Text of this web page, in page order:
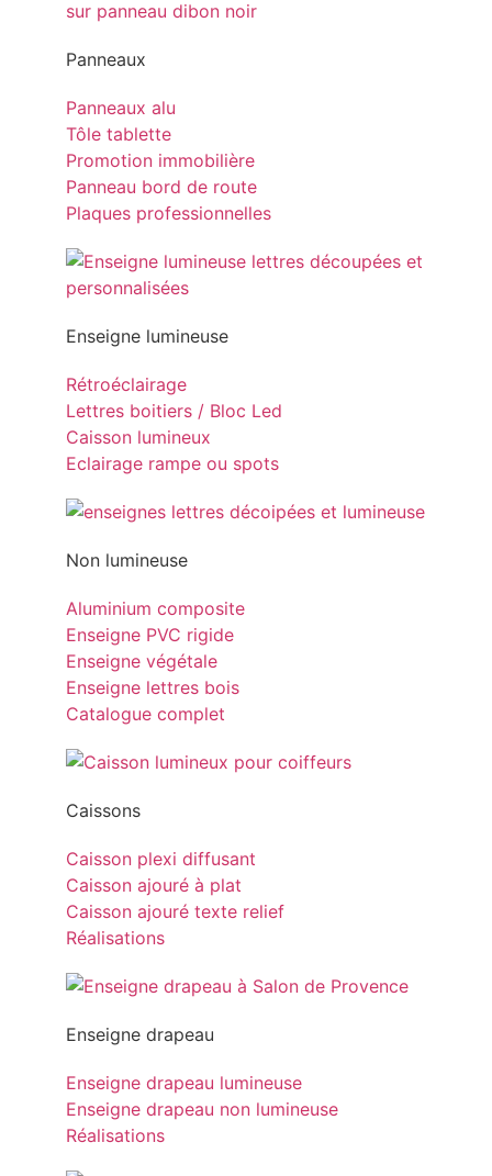
Panneaux
Panneaux alu
Tôle tablette
Promotion immobilière
Panneau bord de route
Plaques professionnelles
Enseigne lumineuse
Rétroéclairage
Lettres boitiers / Bloc Led
Caisson lumineux
Eclairage rampe ou spots
Non lumineuse
Aluminium composite
Enseigne PVC rigide
Enseigne végétale
Enseigne lettres bois
Catalogue complet
Caissons
Caisson plexi diffusant
Caisson ajouré à plat
Caisson ajouré texte relief
Réalisations
Enseigne drapeau
Enseigne drapeau lumineuse
Enseigne drapeau non lumineuse
Réalisations